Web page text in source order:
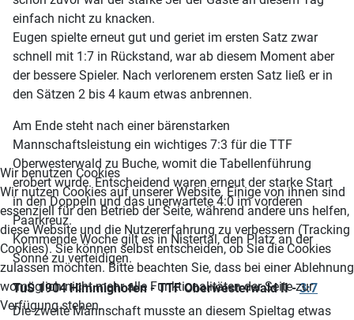
einfach nicht zu knacken.
Eugen spielte erneut gut und geriet im ersten Satz zwar
schnell mit 1:7 in Rückstand, war ab diesem Moment aber
der bessere Spieler. Nach verlorenem ersten Satz ließ er in
den Sätzen 2 bis 4 kaum etwas anbrennen.
Am Ende steht nach einer bärenstarken
Mannschaftsleistung ein wichtiges 7:3 für die TTF
Oberwesterwald zu Buche, womit die Tabellenführung
erobert wurde. Entscheidend waren erneut der starke Start
in den Doppeln und das unerwartete 4:0 im vorderen
Paarkreuz.
Kommende Woche gilt es in Nistertal, den Platz an der
Sonne zu verteidigen.
TuS 1904 Himmighofen - TTF Oberwesterwald II -3:7
Die zweite Mannschaft musste an diesem Spieltag etwas
Wir benutzen Cookies
Wir nutzen Cookies auf unserer Website. Einige von ihnen sind
essenziell für den Betrieb der Seite, während andere uns helfen,
diese Website und die Nutzererfahrung zu verbessern (Tracking
Cookies). Sie können selbst entscheiden, ob Sie die Cookies
zulassen möchten. Bitte beachten Sie, dass bei einer Ablehnung
womöglich nicht mehr alle Funktionalitäten der Seite zur
Verfügung stehen.